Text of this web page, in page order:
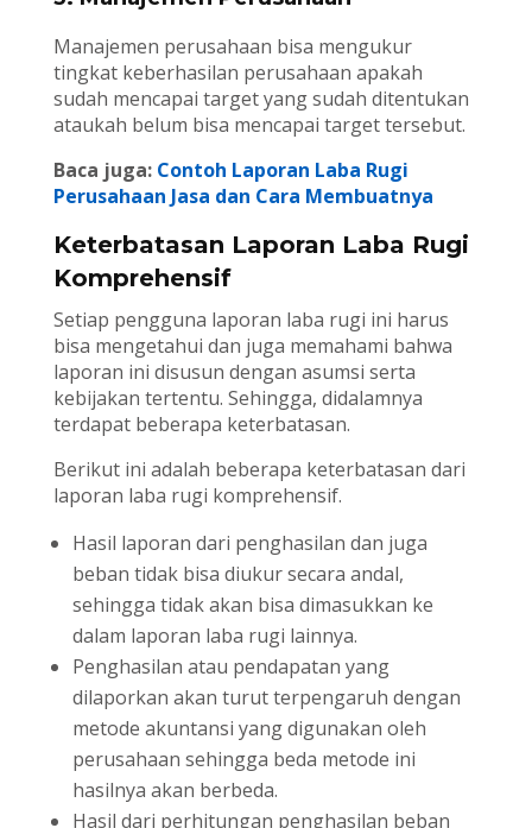
Manajemen perusahaan bisa mengukur
tingkat keberhasilan perusahaan apakah
sudah mencapai target yang sudah ditentukan
ataukah belum bisa mencapai target tersebut.
Baca juga: Contoh Laporan Laba Rugi
Perusahaan Jasa dan Cara Membuatnya
Keterbatasan Laporan Laba Rugi
Komprehensif
Setiap pengguna laporan laba rugi ini harus
bisa mengetahui dan juga memahami bahwa
laporan ini disusun dengan asumsi serta
kebijakan tertentu. Sehingga, didalamnya
terdapat beberapa keterbatasan.
Berikut ini adalah beberapa keterbatasan dari
laporan laba rugi komprehensif.
Hasil laporan dari penghasilan dan juga
beban tidak bisa diukur secara andal,
sehingga tidak akan bisa dimasukkan ke
dalam laporan laba rugi lainnya.
Penghasilan atau pendapatan yang
dilaporkan akan turut terpengaruh dengan
metode akuntansi yang digunakan oleh
perusahaan sehingga beda metode ini
hasilnya akan berbeda.
Hasil dari perhitungan penghasilan beban